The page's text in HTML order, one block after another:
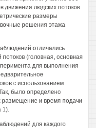
движения людских потоков
размеры
решения этажа
отличались
(головная, основная
для выполнения
с использованием
было определено
размещение и время подачи
1).
для каждого